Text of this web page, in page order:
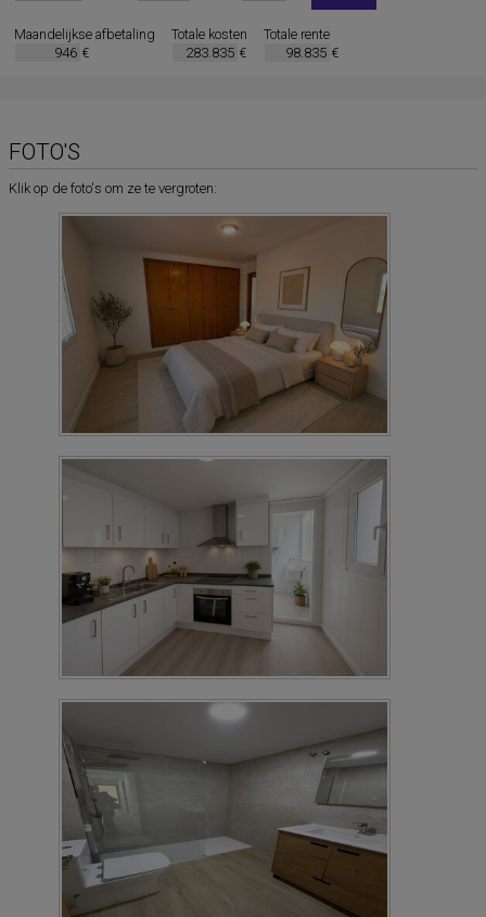
Maandelijkse afbetaling
€
Totale kosten
€
Totale rente
€
FOTO'S
Klik op de foto's om ze te vergroten: